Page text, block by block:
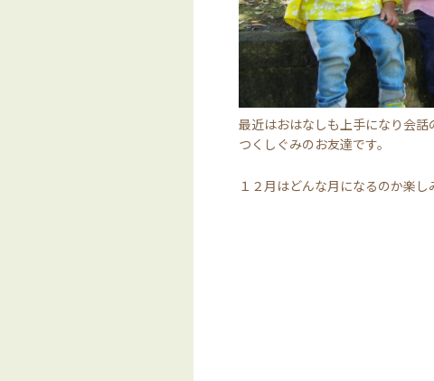
最近はおはなしも上手になり会話
つくしぐみのお友達です。
１２月はどんな月になるのか楽し